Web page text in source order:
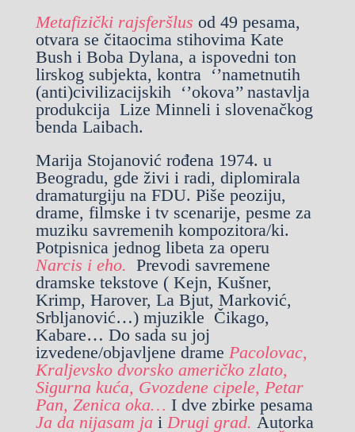
Metafizički rajsferšlus od 49 pesama,
otvara se čitaocima stihovima Kate
Bush i Boba Dylana, a ispovedni ton
lirskog subjekta, kontra ‘’nametnutih
(anti)civilizacijskih ‘’okova’’ nastavlja
produkcija Lize Minneli i slovenačkog
benda Laibach.
Marija Stojanović rođena 1974. u
Beogradu, gde živi i radi, diplomirala
dramaturgiju na FDU. Piše peoziju,
drame, filmske i tv scenarije, pesme za
muziku savremenih kompozitora/ki.
Potpisnica jednog libeta za operu
Narcis i eho. Prevodi savremene
dramske tekstove ( Kejn, Kušner,
Krimp, Harover, La Bjut, Marković,
Srbljanović…) mjuzikle Čikago,
Kabare… Do sada su joj
izvedene/objavljene drame Pacolovac,
Kraljevsko dvorsko američko zlato,
Sigurna kuća, Gvozdene cipele, Petar
Pan, Zenica oka… I dve zbirke pesama
Ja da nijasam ja i Drugi grad. Autorka